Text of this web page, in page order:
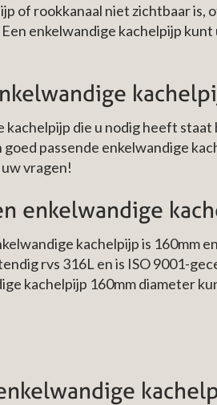
of rookkanaal niet zichtbaar is,
enkelwandige kachelpijp
kachelpijp die u nodig heeft
goed passende enkelwandige
vragen!
enkelwandige
kachelpijp is 160mm
rvs 316L en is ISO 9001-
kachelpijp 160mm diameter